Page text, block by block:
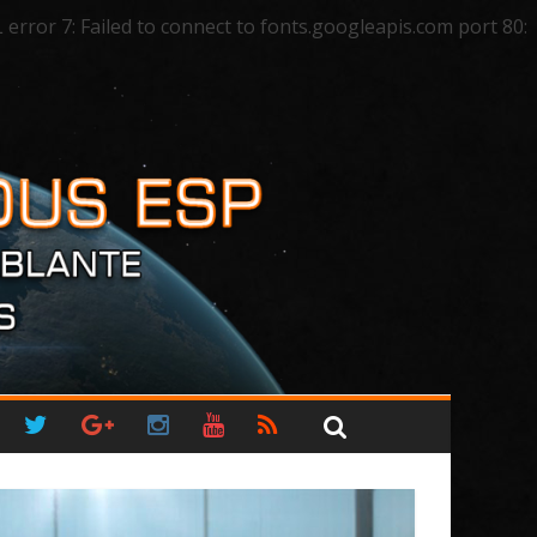
7: Failed to connect to fonts.googleapis.com port 80: